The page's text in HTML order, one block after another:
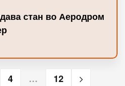
стан во Аеродром
4 … 12